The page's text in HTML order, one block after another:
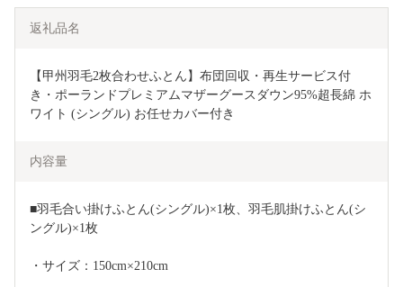
返礼品名
【甲州羽毛2枚合わせふとん】布団回収・再生サービス付
き・ポーランドプレミアムマザーグースダウン95%超長綿 ホ
ワイト (シングル) お任せカバー付き
内容量
■羽毛合い掛けふとん(シングル)×1枚、羽毛肌掛けふとん(シ
ングル)×1枚
・サイズ：150cm×210cm